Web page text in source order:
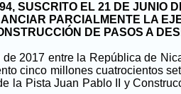
SUSCRITO EL 21 DE
PARCIALMENTE LA
DE PASOS A
2017 entre la República de
cinco millones cuatrocientos
la Pista Juan Pablo II y